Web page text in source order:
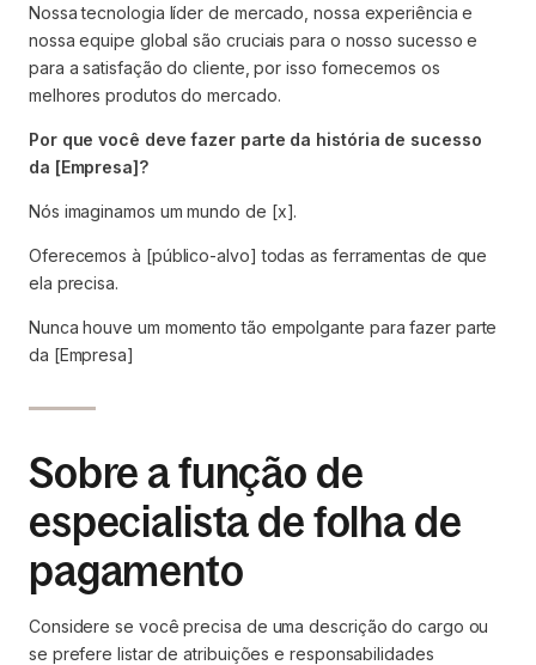
Nossa tecnologia líder de mercado, nossa experiência e
nossa equipe global são cruciais para o nosso sucesso e
para a satisfação do cliente, por isso fornecemos os
melhores produtos do mercado.
Por que você deve fazer parte da história de sucesso
da [Empresa]?
Nós imaginamos um mundo de [x].
Oferecemos à [público-alvo] todas as ferramentas de que
ela precisa.
Nunca houve um momento tão empolgante para fazer parte
da [Empresa]
Sobre a função de
especialista de folha de
pagamento
Considere se você precisa de uma descrição do cargo ou
se prefere listar de atribuições e responsabilidades